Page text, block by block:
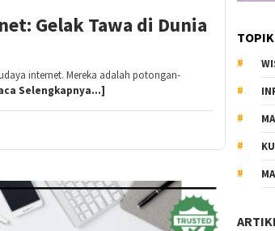
Gelak Tawa di Dunia
internet. Mereka adalah potongan-
Selengkapnya…]